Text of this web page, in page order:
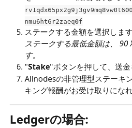
nmu6ht6r2zaeq0f
ステークする金額を選択します
ステークする最低金額は、 90
す。
"Stake"ボタンを押して、送金
Allnodesの非管理型ステーキ
キング報酬がお受け取りになれ
Ledgerの場合: